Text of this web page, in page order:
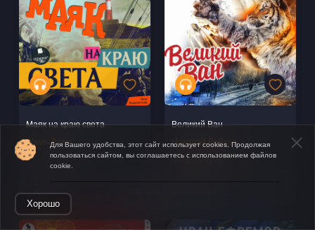
Маяк на краю света
Жюль Верн
Великий Ван
Николай Байков
Для Вашего удобства, этот сайт использует cookies. Продолжая
пользоваться сайтом, вы соглашаетесь с использованием файлов
cookie.
Хорошо